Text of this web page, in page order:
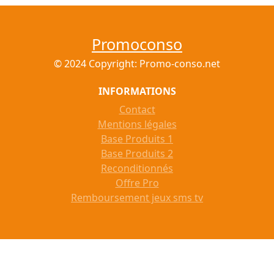
Promoconso
© 2024 Copyright: Promo-conso.net
INFORMATIONS
Contact
Mentions légales
Base Produits 1
Base Produits 2
Reconditionnés
Offre Pro
Remboursement jeux sms tv